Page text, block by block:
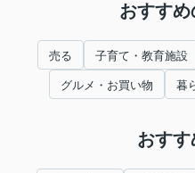
おすすめ
売る 子育て・教育施設
グルメ・お買い物 暮
おす